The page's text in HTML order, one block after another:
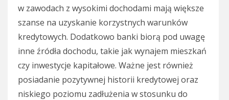
w zawodach z wysokimi dochodami mają większe
szanse na uzyskanie korzystnych warunków
kredytowych. Dodatkowo banki biorą pod uwagę
inne źródła dochodu, takie jak wynajem mieszkań
czy inwestycje kapitałowe. Ważne jest również
posiadanie pozytywnej historii kredytowej oraz
niskiego poziomu zadłużenia w stosunku do